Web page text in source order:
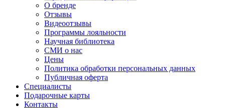
О бренде
Отзывы
Видеоотзывы
Программы лояльности
Научная библиотека
СМИ о нас
Цены
Политика обработки персональных данных
Публичная оферта
Специалисты
Подарочные карты
Контакты